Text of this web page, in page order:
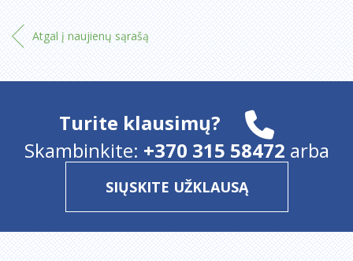
Atgal į naujienų sąrašą
Turite klausimų?
Skambinkite: +370 315 58472 arba
SIŲSKITE UŽKLAUSĄ